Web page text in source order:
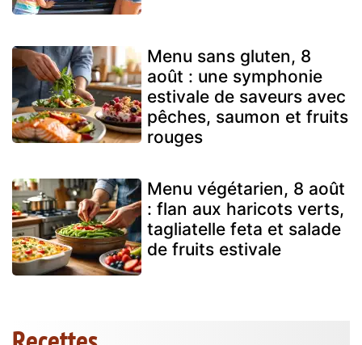
Menu sans gluten, 8
août : une symphonie
estivale de saveurs avec
pêches, saumon et fruits
rouges
Menu végétarien, 8 août
: flan aux haricots verts,
tagliatelle feta et salade
de fruits estivale